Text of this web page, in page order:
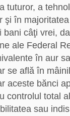
tuturor, a
şi în
bani câţi vrei,
ale Federal
în aur
se află în
aceste bănci
controlul total
sau